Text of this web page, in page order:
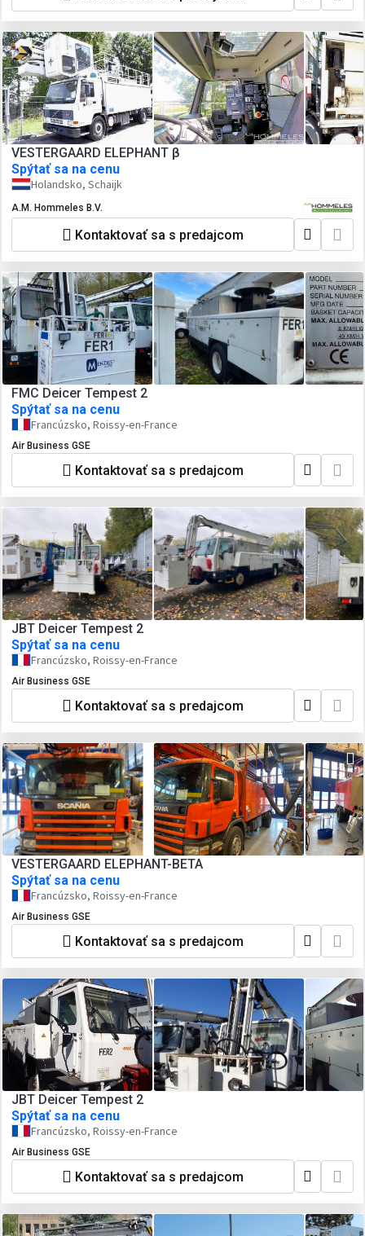
VESTERGAARD ELEPHANT β
Spýtať sa na cenu
Holandsko, Schaijk
A.M. Hommeles B.V.
Kontaktovať sa s predajcom
FMC Deicer Tempest 2
Spýtať sa na cenu
Francúzsko, Roissy-en-France
Air Business GSE
Kontaktovať sa s predajcom
JBT Deicer Tempest 2
Spýtať sa na cenu
Francúzsko, Roissy-en-France
Air Business GSE
Kontaktovať sa s predajcom
VESTERGAARD ELEPHANT-BETA
Spýtať sa na cenu
Francúzsko, Roissy-en-France
Air Business GSE
Kontaktovať sa s predajcom
JBT Deicer Tempest 2
Spýtať sa na cenu
Francúzsko, Roissy-en-France
Air Business GSE
Kontaktovať sa s predajcom